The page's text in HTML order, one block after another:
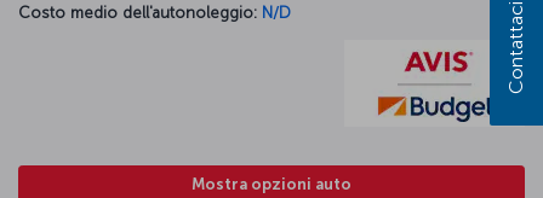
Costo medio dell'autonoleggio: N/D
Mostra opzioni auto
Contattaci